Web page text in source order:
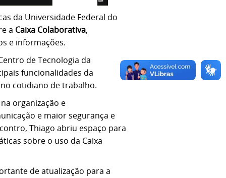
da Universidade Federal do
a Caixa Colaborativa,
e informações.
de Tecnologia da
funcionalidades da
cotidiano de trabalho.
organização e
e maior segurança e
Thiago abriu espaço para
sobre o uso da Caixa
de atualização para a